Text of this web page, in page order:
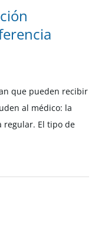
que pueden recibir
al médico: la
regular. El tipo de